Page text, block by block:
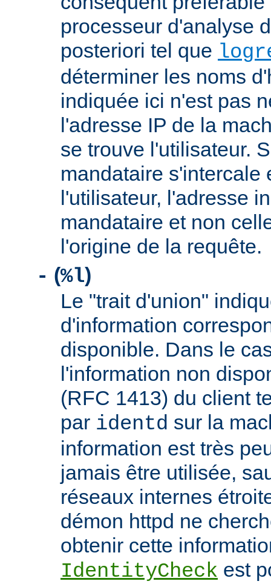
processeur d'analyse
posteriori tel que
déterminer les noms
indiquée ici n'est pas
l'adresse IP de la
se trouve l'utilisateur.
mandataire s'intercale
l'utilisateur, l'adresse
mandataire et non
l'origine de la requête.
- (%l)
Le "trait d'union"
d'information
disponible. Dans le
l'information non
(RFC 1413) du client
par identd sur la
information est très
jamais être utilisée,
réseaux internes
démon httpd ne
obtenir cette
IdentityCheck est